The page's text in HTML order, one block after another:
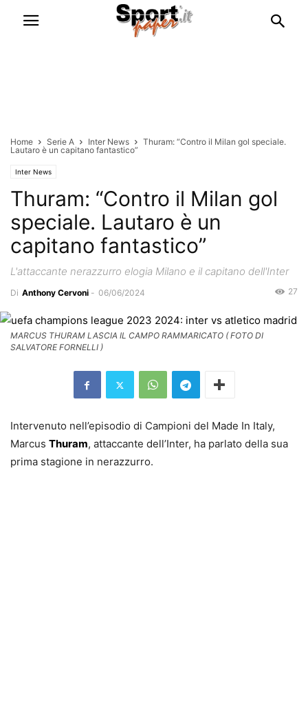
Home Serie A Inter News
Thuram: “Contro il Milan gol speciale.
Lautaro è un capitano fantastico”
Inter News
Thuram: “Contro il Milan gol
speciale. Lautaro è un
capitano fantastico”
L'attaccante nerazzurro elogia Milano e il capitano dell'Inter
Di Anthony Cervoni - 06/06/2024 27
MARCUS THURAM LASCIA IL CAMPO RAMMARICATO ( FOTO DI
SALVATORE FORNELLI )
Intervenuto nell’episodio di Campioni del Made In Italy,
Marcus Thuram, attaccante dell’Inter, ha parlato della sua
prima stagione in nerazzurro.